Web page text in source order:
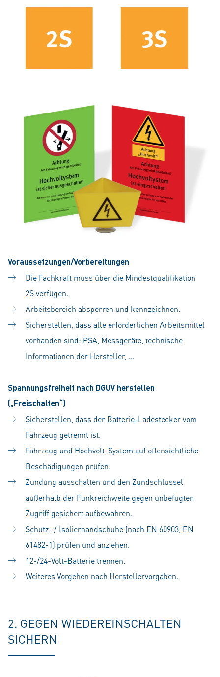
Voraussetzungen/Vorbereitungen
Die Fachkraft muss über die Mindestqualifikation
2S verfügen.
Arbeitsbereich absperren und kennzeichnen.
Sicherstellen, dass alle erforderlichen Arbeitsmittel
vorhanden sind: PSA, Messgeräte, technische
Informationen der Hersteller, ...
Spannungsfreiheit nach DGUV herstellen
(„Freischalten“)
Sicherstellen, dass der Batterie-Ladestecker vom
Fahrzeug getrennt ist.
Fahrzeug und Hochvolt-System auf offensichtliche
Beschädigungen prüfen.
Zündung ausschalten und den Zündschlüssel
außerhalb der Funkreichweite gegen unbefugten
Zugriff gesichert aufbewahren.
Schutz- / Isolierhandschuhe (nach EN 60903, EN
61482-1) prüfen und anziehen.
12-/24-Volt-Batterie trennen.
Weiteres Vorgehen nach Herstellervorgaben.
2. GEGEN WIEDEREINSCHALTEN
SICHERN